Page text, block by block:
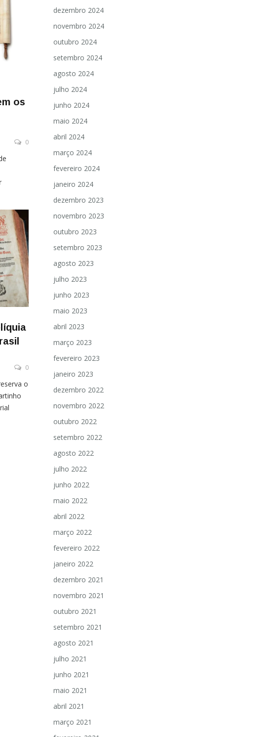
os
0
0
o
dezembro 2024
novembro 2024
outubro 2024
setembro 2024
agosto 2024
julho 2024
junho 2024
maio 2024
abril 2024
março 2024
fevereiro 2024
janeiro 2024
dezembro 2023
novembro 2023
outubro 2023
setembro 2023
agosto 2023
julho 2023
junho 2023
maio 2023
abril 2023
março 2023
fevereiro 2023
janeiro 2023
dezembro 2022
novembro 2022
outubro 2022
setembro 2022
agosto 2022
julho 2022
junho 2022
maio 2022
abril 2022
março 2022
fevereiro 2022
janeiro 2022
dezembro 2021
novembro 2021
outubro 2021
setembro 2021
agosto 2021
julho 2021
junho 2021
maio 2021
abril 2021
março 2021